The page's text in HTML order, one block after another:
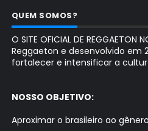
QUEM SOMOS?
O SITE OFICIAL DE REGGAETON
Reggaeton e desenvolvido em
fortalecer e intensificar a
NOSSO OBJETIVO:
Aproximar o brasileiro ao